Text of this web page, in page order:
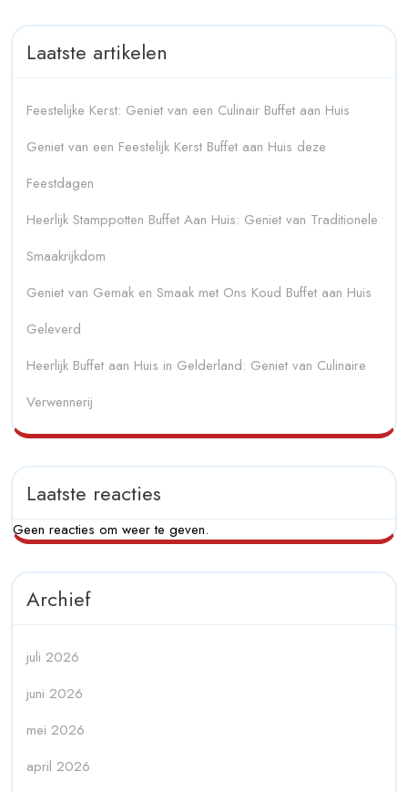
Laatste artikelen
Feestelijke Kerst: Geniet van een Culinair Buffet aan Huis
Geniet van een Feestelijk Kerst Buffet aan Huis deze
Feestdagen
Heerlijk Stamppotten Buffet Aan Huis: Geniet van Traditionele
Smaakrijkdom
Geniet van Gemak en Smaak met Ons Koud Buffet aan Huis
Geleverd
Heerlijk Buffet aan Huis in Gelderland: Geniet van Culinaire
Verwennerij
Laatste reacties
Geen reacties om weer te geven.
Archief
juli 2026
juni 2026
mei 2026
april 2026